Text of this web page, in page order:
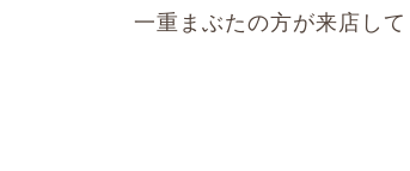
一重まぶたの方が来店して